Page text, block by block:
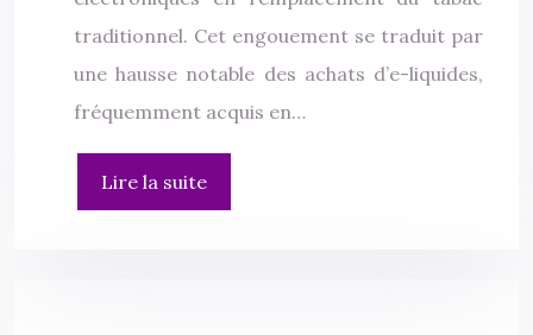
traditionnel. Cet engouement se traduit par
une hausse notable des achats d’e-liquides,
fréquemment acquis en…
Lire la suite